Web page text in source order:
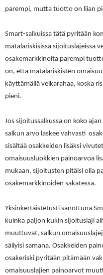
parempi, mutta tuotto on liian
Smart-salkuissa tätä pyritään
matalariskisissä sijoituslajeissa
osakemarkkinoita parempi
on, että matalariskisten
käyttämällä velkarahaa, koska
pieni.
Jos sijoitussalkussa on koko
salkun arvo laskee vahvasti
sisältää osakkeiden lisäksi
omaisuusluokkien painoarvoa
mukaan, sijoitusten pitäisi olla
osakemarkkinoiden sakatessa.
Yksinkertaistetusti sanottuna
kuinka paljon kukin sijoituslaji
muuttuvat, salkun
säilyisi samana. Osakkeiden
osakeriski pyritään pitämään
omaisuuslajien painoarvot